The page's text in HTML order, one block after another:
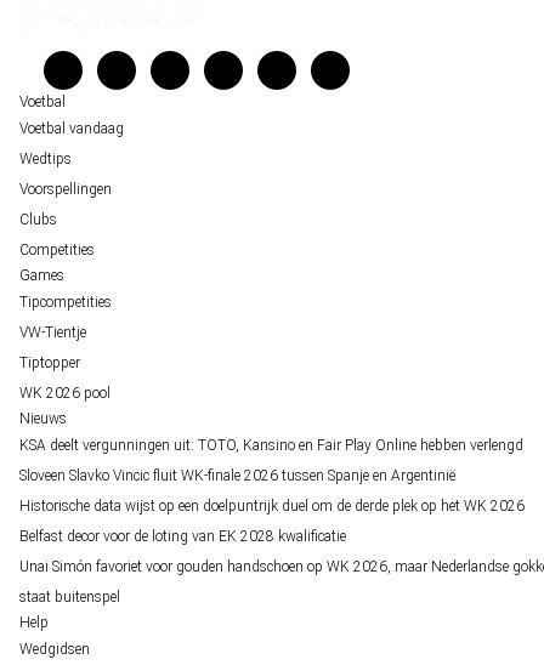
Verantwoord wedden
Over ons
Voetbal
Voetbal vandaag
Wedtips
Voorspellingen
Clubs
Competities
Games
Tipcompetities
VW-Tientje
Tiptopper
WK 2026 pool
Nieuws
KSA deelt vergunningen uit: TOTO, Kansino en Fair Play Online hebben verlengd
Sloveen Slavko Vincic fluit WK-finale 2026 tussen Spanje en Argentinië
Historische data wijst op een doelpuntrijk duel om de derde plek op het WK 2026
Belfast decor voor de loting van EK 2028 kwalificatie
Unai Simón favoriet voor gouden handschoen op WK 2026, maar Nederlandse
staat buitenspel
Help
Wedgidsen